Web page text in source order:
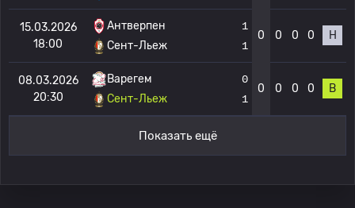
15.03.2026
18:00
Антверпен
Сент-Льеж
1
1
0 0 0 0 Н
08.03.2026
20:30
Варегем
Сент-Льеж
0
1
0 0 0 0 В
Показать ещё